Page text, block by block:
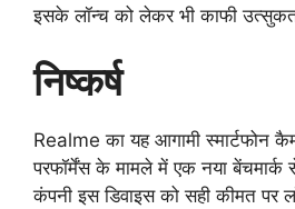
इसके लॉन्च को लेकर भी काफी
निष्कर्ष
Realme का यह आगामी स्मार्टफोन
परफॉर्मेंस के मामले में एक नया
कंपनी इस डिवाइस को सही कीमत पर